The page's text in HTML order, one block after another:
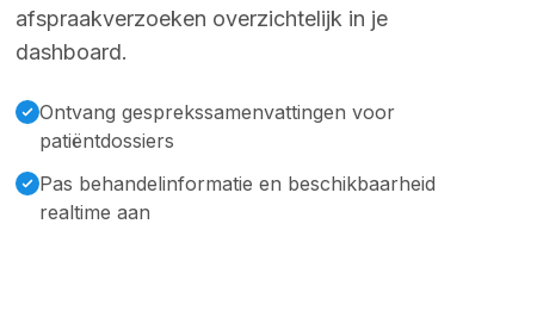
afspraakverzoeken overzichtelijk in je
dashboard.
Ontvang gesprekssamenvattingen voor
patiëntdossiers
Pas behandelinformatie en beschikbaarheid
realtime aan